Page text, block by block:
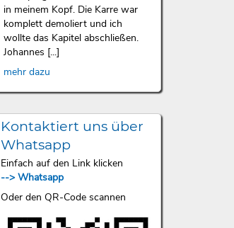
in meinem Kopf. Die Karre war
komplett demoliert und ich
wollte das Kapitel abschließen.
Johannes [...]
mehr dazu
Kontaktiert uns über
Whatsapp
Einfach auf den Link klicken
--> Whatsapp
Oder den QR-Code scannen